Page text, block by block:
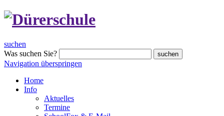
suchen
Was suchen Sie?
suchen
Navigation überspringen
Home
Info
Aktuelles
Termine